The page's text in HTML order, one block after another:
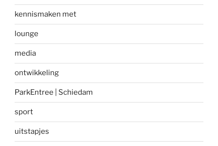
kennismaken met
lounge
media
ontwikkeling
ParkEntree | Schiedam
sport
uitstapjes